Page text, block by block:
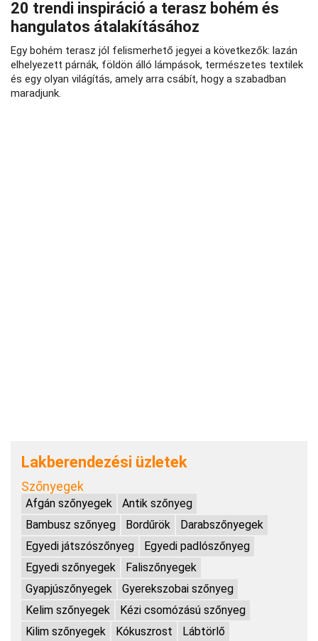
20 trendi inspiráció a terasz bohém és
hangulatos átalakításához
Egy bohém terasz jól felismerhető jegyei a következők: lazán
elhelyezett párnák, földön álló lámpások, természetes textilek
és egy olyan világítás, amely arra csábít, hogy a szabadban
maradjunk.
Lakberendezési üzletek
Szőnyegek
Afgán szőnyegek
Antik szőnyeg
Bambusz szőnyeg
Bordűrök
Darabszőnyegek
Egyedi játszószőnyeg
Egyedi padlószőnyeg
Egyedi szőnyegek
Faliszőnyegek
Gyapjúszőnyegek
Gyerekszobai szőnyeg
Kelim szőnyegek
Kézi csomózású szőnyeg
Kilim szőnyegek
Kókuszrost
Lábtörlő